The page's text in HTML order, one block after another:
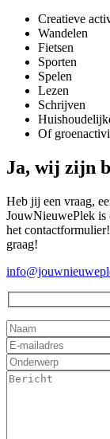
Creatieve
Wandelen
Fietsen
Sporten
Spelen
Lezen
Schrijven
Of
Ja, wij zijn
Heb jij een vraag,
JouwNieuwePlek is
het
graag!